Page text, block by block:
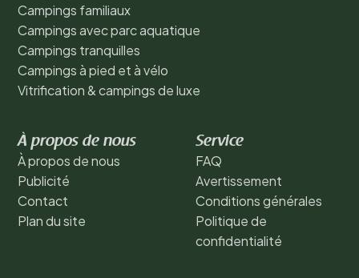
Campings familiaux
Campings avec parc aquatique
Campings tranquilles
Campings à pied et à vélo
Vitrification & campings de luxe
À propos de nous
À propos de nous
Publicité
Contact
Plan du site
Service
FAQ
Avertissement
Conditions générales
Politique de
confidentialité